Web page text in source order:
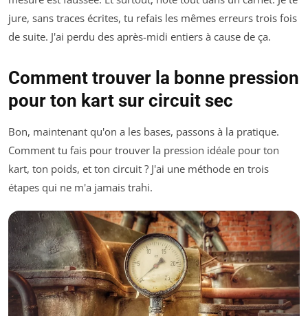
jure, sans traces écrites, tu refais les mêmes erreurs trois fois
de suite. J'ai perdu des après-midi entiers à cause de ça.
Comment trouver la bonne pression
pour ton kart sur circuit sec
Bon, maintenant qu'on a les bases, passons à la pratique.
Comment tu fais pour trouver la pression idéale pour ton
kart, ton poids, et ton circuit ? J'ai une méthode en trois
étapes qui ne m'a jamais trahi.